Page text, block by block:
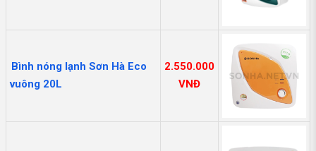
Bình nóng lạnh Sơn Hà Eco
vuông 20L
2.550.000
VNĐ